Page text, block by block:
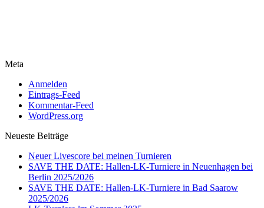
Meta
Anmelden
Eintrags-Feed
Kommentar-Feed
WordPress.org
Neueste Beiträge
Neuer Livescore bei meinen Turnieren
SAVE THE DATE: Hallen-LK-Turniere in Neuenhagen bei
Berlin 2025/2026
SAVE THE DATE: Hallen-LK-Turniere in Bad Saarow
2025/2026